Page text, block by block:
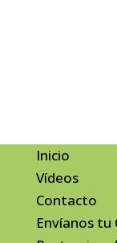
Inicio
Vídeos
Contacto
Envíanos tu